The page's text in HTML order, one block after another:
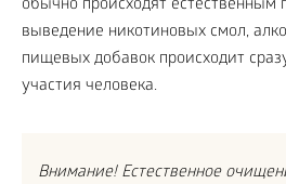
обычно происходят естественным
выведение никотиновых смол,
пищевых добавок происходит
участия человека.
Внимание! Естественное